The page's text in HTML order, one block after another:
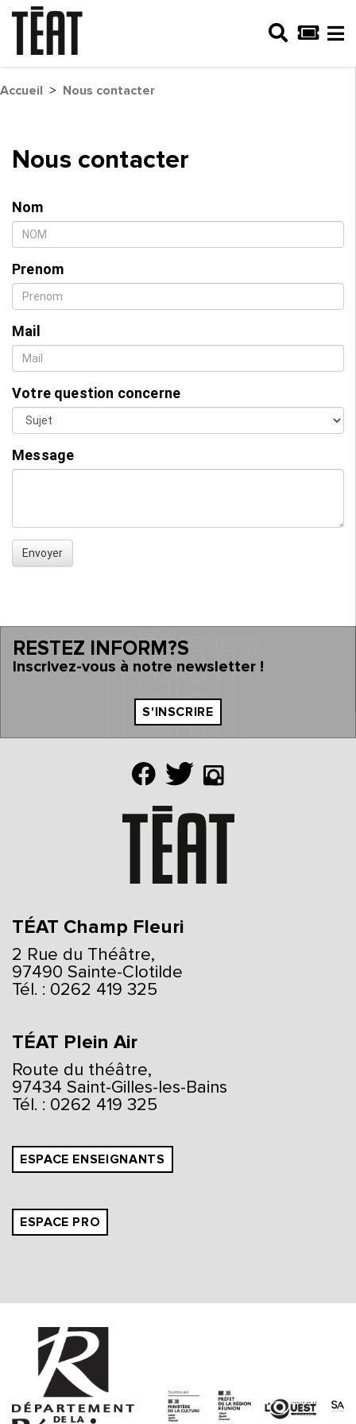
Accueil > Nous contacter
Nous contacter
Nom
Prenom
Mail
Votre question concerne
Message
Envoyer
RESTEZ INFORM?S
Inscrivez-vous à notre newsletter !
S'INSCRIRE
TÉAT Champ Fleuri
2 Rue du Théâtre,
97490 Sainte-Clotilde
Tél. : 0262 419 325
TÉAT Plein Air
Route du théâtre,
97434 Saint-Gilles-les-Bains
Tél. : 0262 419 325
ESPACE ENSEIGNANTS
ESPACE PRO